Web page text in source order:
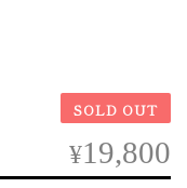
SOLD OUT
¥19,800